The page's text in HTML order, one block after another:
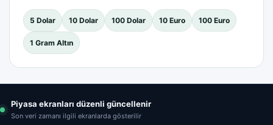
5 Dolar 10 Dolar 100 Dolar 10 Euro 100 Euro
1 Gram Altın
Piyasa ekranları düzenli güncellenir
Son veri zamanı ilgili ekranlarda gösterilir